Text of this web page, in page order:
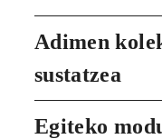
Adimen
sustatzea
Egiteko